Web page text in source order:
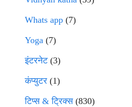
Whats app (7)
Yoga (7)
इंटरनेट(3)
कंप्युटर (1)
टिप्स & ट्रिक्स(830)